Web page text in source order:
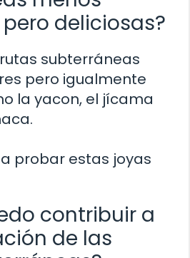
deliciosas?
subterráneas
pero igualmente
la yacon, el jícama
probar estas joyas
contribuir a
de las